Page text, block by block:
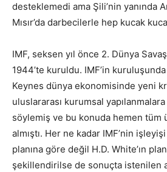
desteklemedi ama Şili’nin yanında
Mısır’da darbecilerle hep kucak
IMF, seksen yıl önce 2. Dünya
1944’te kuruldu. IMF’in
Keynes dünya ekonomisinde yeni
uluslararası kurumsal
söylemiş ve bu konuda hemen tüm
almıştı. Her ne kadar IMF’nin
planına göre değil H.D. White’ın
şekillendirilse de sonuçta istenilen